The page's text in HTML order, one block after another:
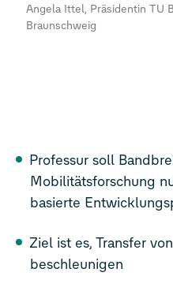
Angela Ittel, Präsidentin TU
Braunschweig
Professur soll
Mobilitätsforschung
basierte
Ziel ist es, Transfer
beschleunigen